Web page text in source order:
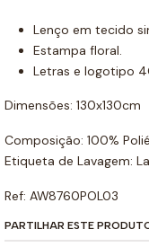
Lenço em tecido
Estampa floral.
Letras e logotipo
Dimensões: 130x130cm
Composição: 100%
Etiqueta de Lavagem:
Ref: AW8760POL03
PARTILHAR ESTE